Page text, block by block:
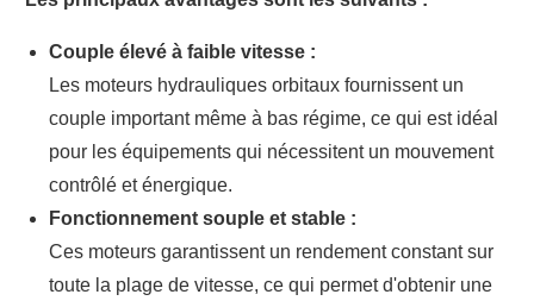
Couple élevé à faible vitesse :
Les moteurs hydrauliques orbitaux fournissent un
couple important même à bas régime, ce qui est idéal
pour les équipements qui nécessitent un mouvement
contrôlé et énergique.
Fonctionnement souple et stable :
Ces moteurs garantissent un rendement constant sur
toute la plage de vitesse, ce qui permet d'obtenir une